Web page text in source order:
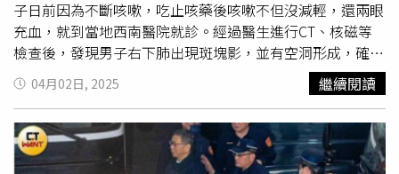
子日前因為不斷咳嗽，吃止咳藥後咳嗽不但沒減輕，還兩眼
充血，就到當地西南醫院就診。經過醫生進行CT、核磁等
檢查後，發現男子右下肺出現斑塊影，並有空洞形成，確診
由曲霉菌感染導致的肺部真菌病。後續經過醫生問診發現，
男子居住地方的空氣並不算很流通。此外，男子還有一個習
慣，就是每天脫掉襪子後，都會習慣性聞一下。之後，醫生
對男子的襪子進行了化驗，果真在上面發現了曲霉菌，而就
是每天聞襪子的習慣，才會導致他的肺部感染。最終男子接
04月02日, 2025 繼續閱讀